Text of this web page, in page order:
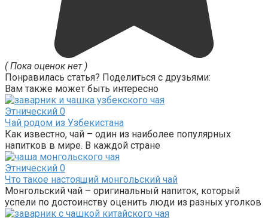
( Пока оценок нет )
Понравилась статья? Поделиться с друзьями:
Вам также может быть интересно
Этнический 0
Чай родом из Узбекистана
Как известно, чай – один из наиболее популярных
напитков в мире. В каждой стране
Этнический 0
Что такое настоящий монгольский чай
Монгольский чай – оригинальный напиток, который
успели по достоинству оценить люди из разных уголков